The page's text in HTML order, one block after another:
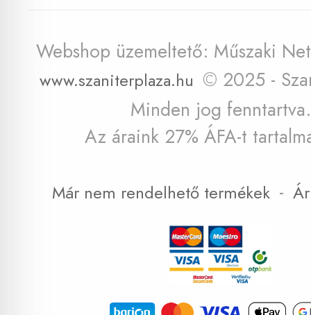
Webshop üzemeltető: Műszaki
www.szaniterplaza.hu © 2025 -
Minden jog fenntartva.
Az áraink 27% ÁFA-t
Már nem rendelhető termékek -